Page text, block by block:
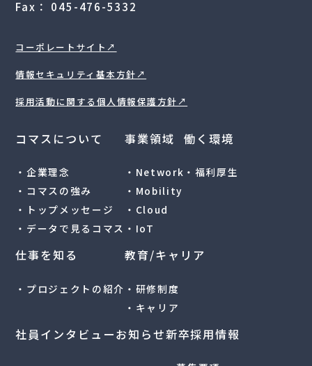
Fax： 045-476-5332
コーポレートサイト↗︎
情報セキュリティ基本方針↗︎
採用活動に関する個人情報保護方針↗︎
コマスについて
・企業理念
・コマスの強み
・トップメッセージ
・データで見るコマス
事業領域
・Network
・Mobility
・Cloud
・IoT
働く環境
・福利厚生
仕事を知る
・プロジェクトの紹介
教育/キャリア
・研修制度
・キャリア
社員インタビューお知らせ新卒採用情報